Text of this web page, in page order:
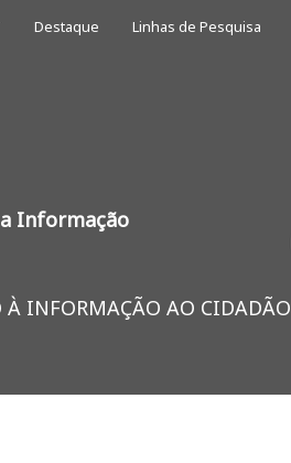
Destaque Linhas de Pesquisa
Informação
À INFORMAÇÃO AO CIDADÃO